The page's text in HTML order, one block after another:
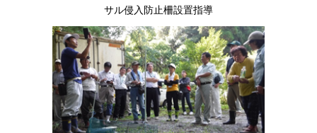
サル侵入防止柵設置指導